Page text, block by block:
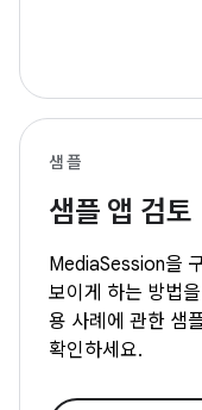
샘플
샘플 앱 검토
MediaSession을
보이게 하는 방법
용 사례에 관한 샘
확인하세요.